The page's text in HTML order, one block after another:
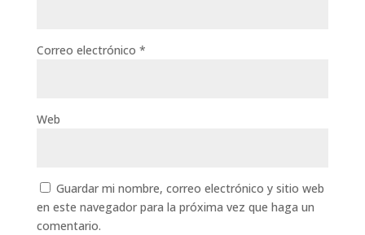
Correo electrónico *
Web
Guardar mi nombre, correo electrónico y sitio web
en este navegador para la próxima vez que haga un
comentario.